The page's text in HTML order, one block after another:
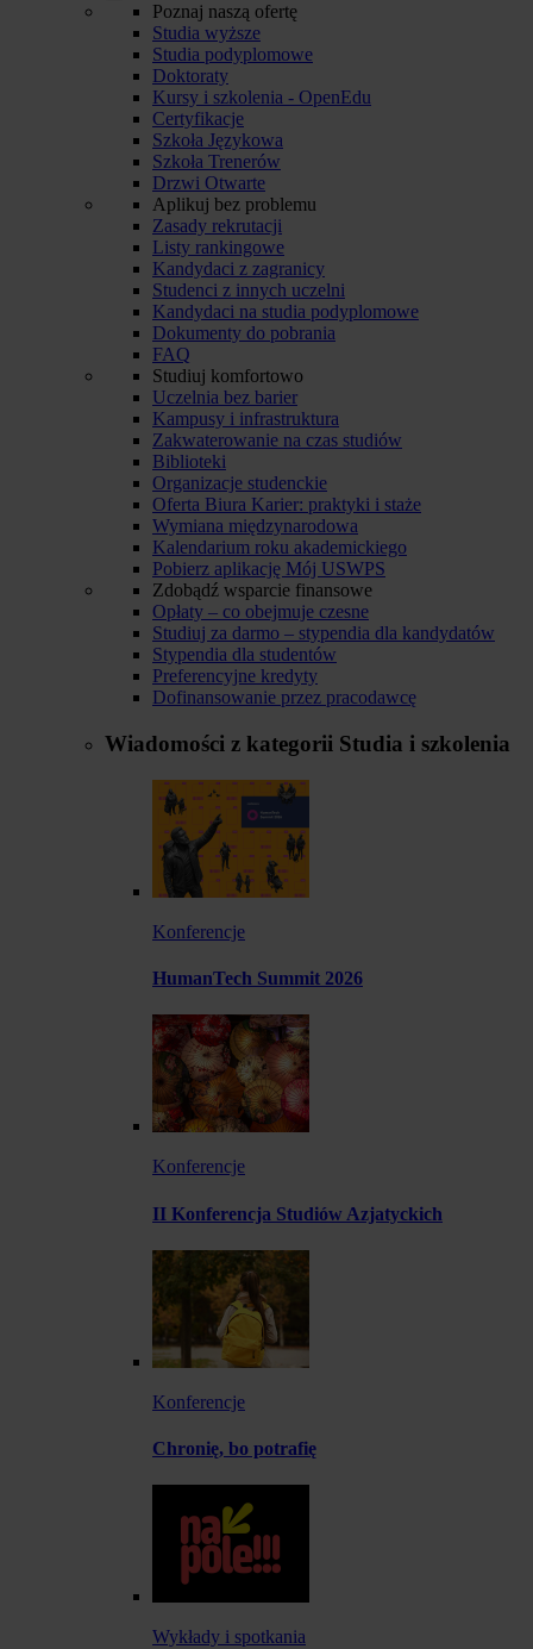
Poznaj naszą ofertę
Studia wyższe
Studia podyplomowe
Doktoraty
Kursy i szkolenia - OpenEdu
Certyfikacje
Szkoła Językowa
Szkoła Trenerów
Drzwi Otwarte
Aplikuj bez problemu
Zasady rekrutacji
Listy rankingowe
Kandydaci z zagranicy
Studenci z innych uczelni
Kandydaci na studia podyplomowe
Dokumenty do pobrania
FAQ
Studiuj komfortowo
Uczelnia bez barier
Kampusy i infrastruktura
Zakwaterowanie na czas studiów
Biblioteki
Organizacje studenckie
Oferta Biura Karier: praktyki i staże
Wymiana międzynarodowa
Kalendarium roku akademickiego
Pobierz aplikację Mój USWPS
Zdobądź wsparcie finansowe
Opłaty – co obejmuje czesne
Studiuj za darmo – stypendia dla kandydatów
Stypendia dla studentów
Preferencyjne kredyty
Dofinansowanie przez pracodawcę
Wiadomości z kategorii Studia i szkolenia
Konferencje
HumanTech Summit 2026
Konferencje
II Konferencja Studiów Azjatyckich
Konferencje
Chronię, bo potrafię
Wykłady i spotkania